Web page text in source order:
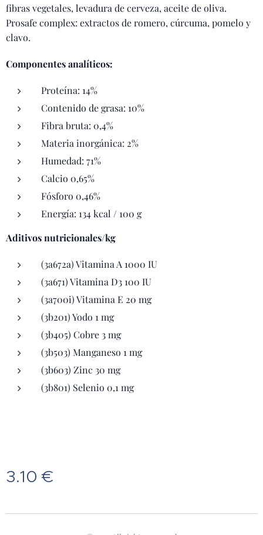
fibras vegetales, levadura de cerveza, aceite de oliva.
Prosafe complex: extractos de romero, cúrcuma, pomelo y
clavo.
Componentes analíticos:
Proteína: 14%
Contenido de grasa: 10%
Fibra bruta: 0,4%
Materia inorgánica: 2%
Humedad: 71%
Calcio 0,65%
Fósforo 0,46%
Energía: 134 kcal / 100 g
Aditivos nutricionales/kg
(3a672a) Vitamina A 1000 IU
(3a671) Vitamina D3 100 IU
(3a700i) Vitamina E 20 mg
(3b201) Yodo 1 mg
(3b405) Cobre 3 mg
(3b503) Manganeso 1 mg
(3b603) Zinc 30 mg
(3b801) Selenio 0,1 mg
3.10 €